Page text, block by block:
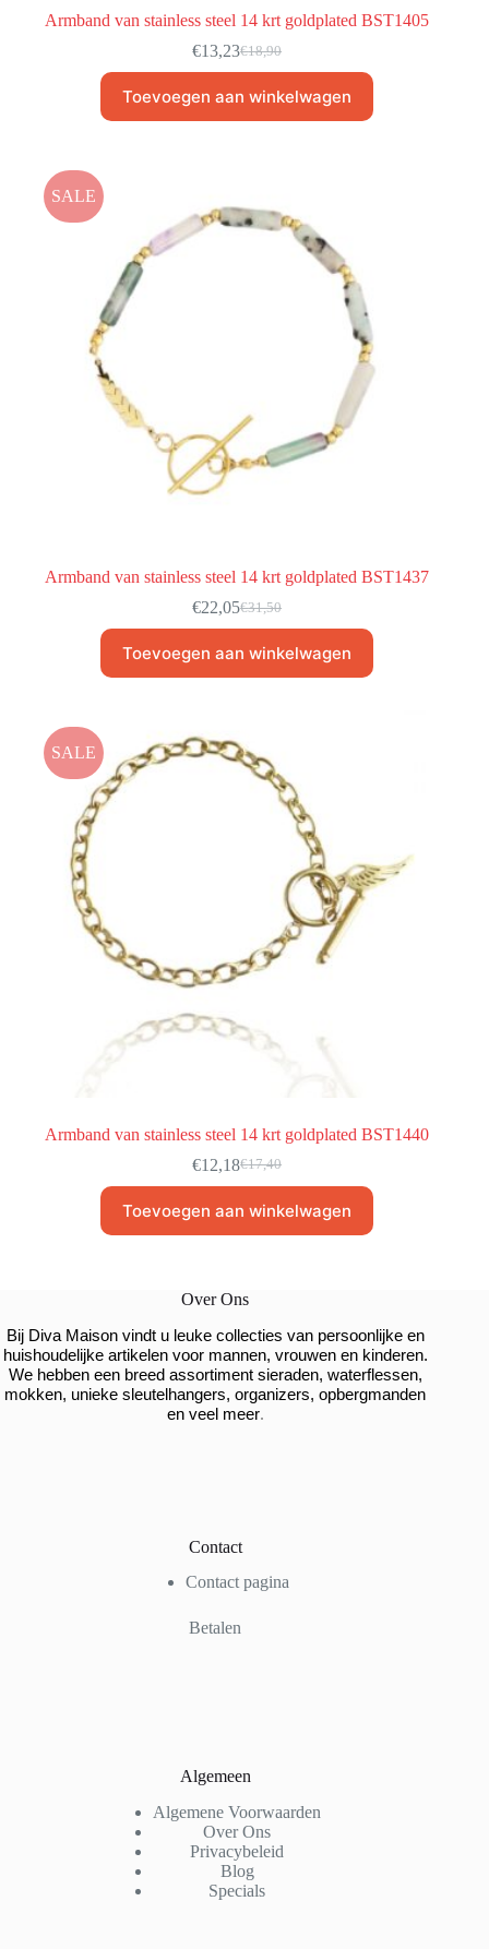
Armband van stainless steel 14 krt goldplated BST1405
€18,90
€13,23
Toevoegen aan winkelwagen
SALE
Armband van stainless steel 14 krt goldplated BST1437
€31,50
€22,05
Toevoegen aan winkelwagen
SALE
Armband van stainless steel 14 krt goldplated BST1440
€17,40
€12,18
Toevoegen aan winkelwagen
Over Ons
Bij Diva Maison vindt u leuke collecties van persoonlijke en
huishoudelijke artikelen voor mannen, vrouwen en kinderen.
We hebben een breed assortiment sieraden, waterflessen,
mokken, unieke sleutelhangers, organizers, opbergmanden
en veel meer.
Contact
Contact pagina
Betalen
Algemeen
Algemene Voorwaarden
Over Ons
Privacybeleid
Blog
Specials